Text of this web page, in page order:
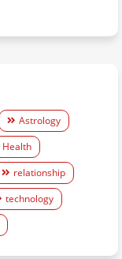
Astrology
Health
relationship
technology